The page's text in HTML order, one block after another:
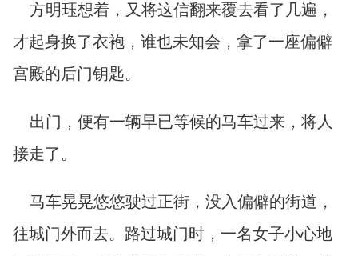
方明珏想着，又将这信翻来覆去看了几遍，
才起身换了衣袍，谁也未知会，拿了一座偏僻
宫殿的后门钥匙。
出门，便有一辆早已等候的马车过来，将人
接走了。
马车晃晃悠悠驶过正街，没入偏僻的街道，
往城门外而去。路过城门时，一名女子小心地